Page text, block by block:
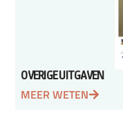
OVERIGE UITGAVEN
MEER WETEN